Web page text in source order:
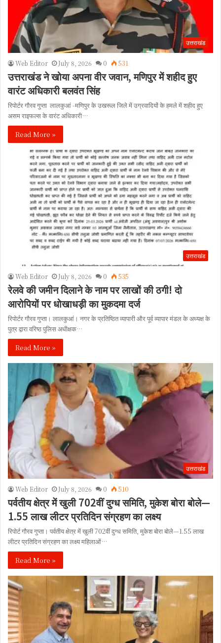
उत्तराखंड
Web Editor July 8, 2026 0 531
उत्तराखंड ने खोया अपना वीर जवान, मणिपुर में शहीद हुए
वारंट अधिकारी बलवंत सिंह
रिपोर्टर गौरव गुप्ता लालकुआं -मणिपुर के उखरूल जिले में उग्रवादियों के हमले में शहीद हुए
असम राइफल्स के वारंट अधिकारी…
Read More »
उत्तराखंड
Web Editor July 8, 2026 0 535
रेलवे की जमीन दिलाने के नाम पर लाखों की ठगी! दो
आरोपियों पर धोखाधड़ी का मुकदमा दर्ज
रिपोर्टर गौरव गुप्ता। लालकुआं। नगर के प्रतिष्ठित व्यापारी और पूर्व व्यापार मंडल के अध्यक्ष के
पुत्र द्वारा वरिष्ठ पुलिस अधीक्षक…
Read More »
उत्तराखंड
Web Editor July 8, 2026 0 510
पर्वतीय क्षेत्र में खुली 702वीं दुग्ध समिति, मुकेश बोरा बोले—
1.55 लाख लीटर प्रतिदिन संग्रहण का लक्ष्य
रिपोर्ट गौरव गुप्ता। पर्वतीय क्षेत्र में खुली 702वीं दुग्ध समिति, मुकेश बोरा बोले—1.55 लाख
लीटर प्रतिदिन संग्रहण का लक्ष्य महिलाओं…
Read More »